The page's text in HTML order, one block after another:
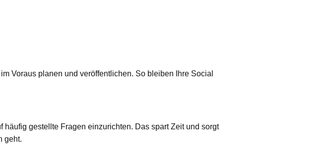
Voraus planen und veröffentlichen. So bleiben Ihre Social
gestellte Fragen einzurichten. Das spart Zeit und sorgt
geht.